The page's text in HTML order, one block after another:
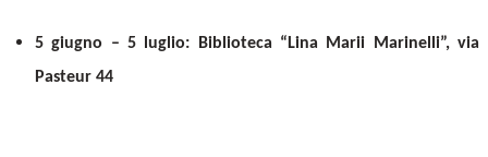
5 giugno – 5 luglio: Biblioteca “Lina Marii Marinelli”, via
Pasteur 44